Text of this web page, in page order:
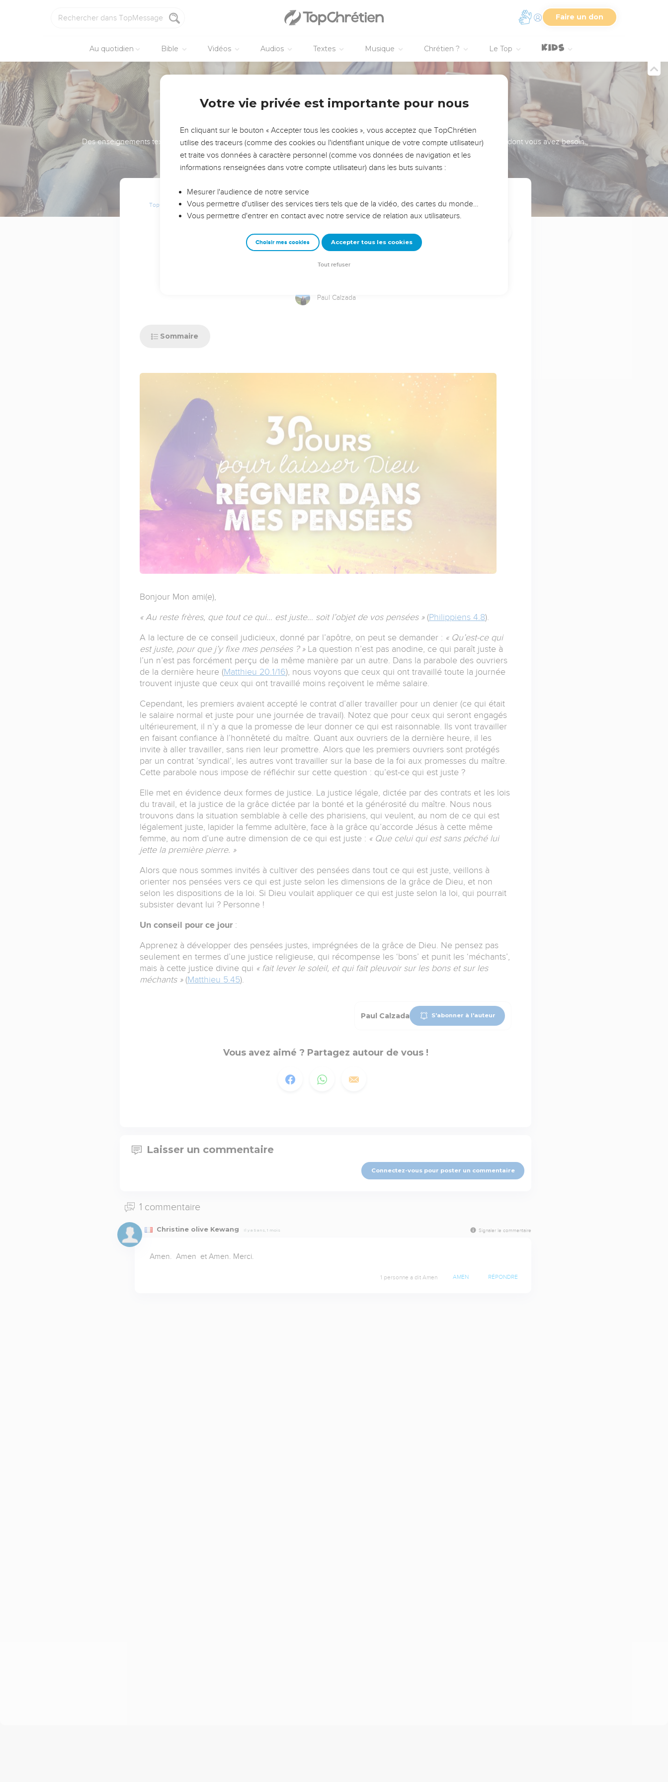
Faire un don
Au quotidien Bible Vidéos Audios Textes Musique Chrétien ? Le Top
Des enseignements texte et audio pour grandir dans la foi et vous ressourcer ! Démarrez dès aujourd'hui la série texte offerte dont vous avez besoin.
TopChrétien TopMessages Série texte 30 jours pour laisser Dieu régner dans mes pensées
Pensées justes
Paul Calzada
Sommaire
Bonjour Mon ami(e),
« Au reste frères, que tout ce qui… est juste… soit l’objet de vos pensées »(Philippiens 4.8).
A la lecture de ce conseil judicieux, donné par l’apôtre, on peut se demander : « Qu’est-ce qui
est juste, pour que j’y fixe mes pensées ? »La question n’est pas anodine, ce qui paraît juste à
l’un n’est pas forcément perçu de la même manière par un autre. Dans la parabole des ouvriers
de la dernière heure (Matthieu 20.1/16), nous voyons que ceux qui ont travaillé toute la journée
trouvent injuste que ceux qui ont travaillé moins reçoivent le même salaire.
Cependant, les premiers avaient accepté le contrat d’aller travailler pour un denier (ce qui était
le salaire normal et juste pour une journée de travail). Notez que pour ceux qui seront engagés
ultérieurement, il n’y a que la promesse de leur donner ce qui est raisonnable. Ils vont travailler
en faisant confiance à l’honnêteté du maître. Quant aux ouvriers de la dernière heure, il les
invite à aller travailler, sans rien leur promettre. Alors que les premiers ouvriers sont protégés
par un contrat ‘syndical’, les autres vont travailler sur la base de la foi aux promesses du maître.
Cette parabole nous impose de réfléchir sur cette question : qu’est-ce qui est juste ?
Elle met en évidence deux formes de justice. La justice légale, dictée par des contrats et les lois
du travail, et la justice de la grâce dictée par la bonté et la générosité du maître. Nous nous
trouvons dans la situation semblable à celle des pharisiens, qui veulent, au nom de ce qui est
légalement juste, lapider la femme adultère, face à la grâce qu’accorde Jésus à cette même
femme, au nom d’une autre dimension de ce qui est juste : « Que celui qui est sans péché lui
jette la première pierre. »
Alors que nous sommes invités à cultiver des pensées dans tout ce qui est juste, veillons à
orienter nos pensées vers ce qui est juste selon les dimensions de la grâce de Dieu, et non
selon les dispositions de la loi. Si Dieu voulait appliquer ce qui est juste selon la loi, qui pourrait
subsister devant lui ? Personne !
Un conseil pour ce jour :
Apprenez à développer des pensées justes, imprégnées de la grâce de Dieu. Ne pensez pas
seulement en termes d’une justice religieuse, qui récompense les ‘bons’ et punit les ‘méchants’,
mais à cette justice divine qui « fait lever le soleil, et qui fait pleuvoir sur les bons et sur les
méchants »(Matthieu 5.45).
Paul Calzada S'abonner à l'auteur
Vous avez aimé ? Partagez autour de vous !
Laisser un commentaire
Connectez-vous pour poster un commentaire
1 commentaire
Christine olive Kewang Il y a 5 ans, 1 mois Signaler le commentaire
Amen.  Amen  et Amen. Merci.
1 personne a dit Amen AMEN RÉPONDRE
Votre vie privée est importante pour nous
En cliquant sur le bouton « Accepter tous les cookies », vous acceptez que TopChrétien
utilise des traceurs (comme des cookies ou l'identifiant unique de votre compte utilisateur)
et traite vos données à caractère personnel (comme vos données de navigation et les
informations renseignées dans votre compte utilisateur) dans les buts suivants :
Mesurer l'audience de notre service
Vous permettre d'utiliser des services tiers tels que de la vidéo, des cartes du monde…
Vous permettre d'entrer en contact avec notre service de relation aux utilisateurs.
Choisir mes cookies Accepter tous les cookies
Tout refuser